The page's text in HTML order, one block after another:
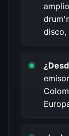
disco,